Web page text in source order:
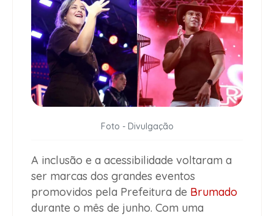
Foto - Divulgação
A inclusão e a acessibilidade voltaram a
ser marcas dos grandes eventos
promovidos pela Prefeitura de Brumado
durante o mês de junho. Com uma